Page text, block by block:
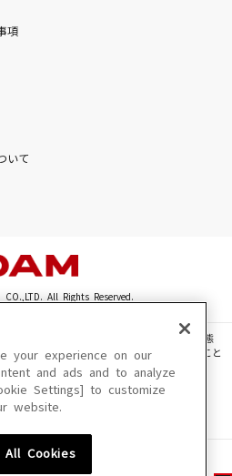
項
いて
All Rights Reserved.
章・画像・写真・動画・音声等を、手段や形態
て無断で複製、転載、ファイル化などすること
利用いただけない場合があります。
が変更になる場合があります。
your experience on our
and ads and to analyze
Settings] to customize
website.
All Cookies